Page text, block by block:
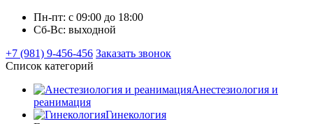
Пн-пт: с 09:00 до 18:00
Сб-Вс: выходной
+7 (981) 9-456-456 Заказать звонок
Список категорий
Анестезиология и
реанимация
Гинекология